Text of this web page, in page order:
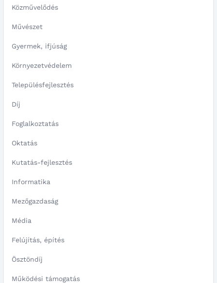
Közművelődés
Művészet
Gyermek, ifjúság
Környezetvédelem
Településfejlesztés
Díj
Foglalkoztatás
Oktatás
Kutatás-fejlesztés
Informatika
Mezőgazdaság
Média
Felújítás, építés
Ösztöndíj
Működési támogatás